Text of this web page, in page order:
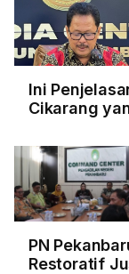
Ini
Cikarang
PN
Restoratif